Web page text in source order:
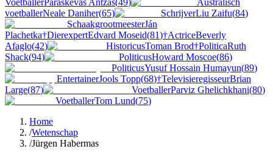
VoetballerParaskevas Antzas(49)
Australisch
voetballerNeale Daniher(65) SchrijverLiu Zaifu(84)
SchaakgrootmeesterJán
Plachetka†DierexpertEdvard Moseid(81)†ActriceBeverly
Afaglo(42) HistoricusToman Brod†PoliticaRuth
Shack(94) PoliticusHoward Moscoe(86)
PoliticusYusuf Hossain Humayun(89)
EntertainerJools Topp(68)†TelevisieregisseurBrian
Large(87) VoetballerParviz Ghelichkhani(80)
VoetballerTom Lund(75)
Home
/Wetenschap
/Jürgen Habermas